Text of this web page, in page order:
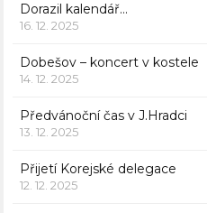
Dorazil kalendář…
16. 12. 2025
Dobešov – koncert v kostele
14. 12. 2025
Předvánoční čas v J.Hradci
13. 12. 2025
Přijetí Korejské delegace
12. 12. 2025